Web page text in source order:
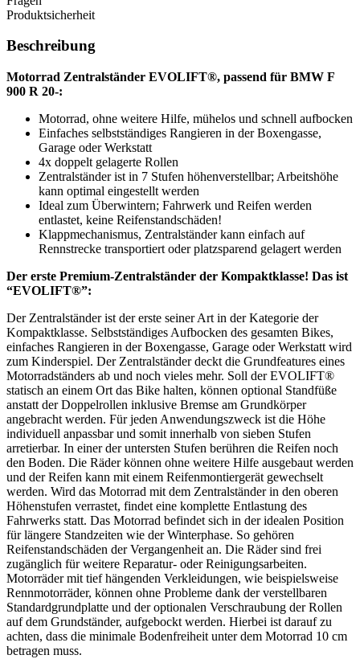
Produktsicherheit
Beschreibung
Motorrad Zentralständer EVOLIFT®, passend für BMW F
900 R 20-:
Motorrad, ohne weitere Hilfe, mühelos und schnell aufbocken
Einfaches selbstständiges Rangieren in der Boxengasse,
Garage oder Werkstatt
4x doppelt gelagerte Rollen
Zentralständer ist in 7 Stufen höhenverstellbar; Arbeitshöhe
kann optimal eingestellt werden
Ideal zum Überwintern; Fahrwerk und Reifen werden
entlastet, keine Reifenstandschäden!
Klappmechanismus, Zentralständer kann einfach auf
Rennstrecke transportiert oder platzsparend gelagert werden
Der erste Premium-Zentralständer der Kompaktklasse! Das ist
“EVOLIFT®”:
Der Zentralständer ist der erste seiner Art in der Kategorie der
Kompaktklasse. Selbstständiges Aufbocken des gesamten Bikes,
einfaches Rangieren in der Boxengasse, Garage oder Werkstatt wird
zum Kinderspiel. Der Zentralständer deckt die Grundfeatures eines
Motorradständers ab und noch vieles mehr. Soll der EVOLIFT®
statisch an einem Ort das Bike halten, können optional Standfüße
anstatt der Doppelrollen inklusive Bremse am Grundkörper
angebracht werden. Für jeden Anwendungszweck ist die Höhe
individuell anpassbar und somit innerhalb von sieben Stufen
arretierbar. In einer der untersten Stufen berühren die Reifen noch
den Boden. Die Räder können ohne weitere Hilfe ausgebaut werden
und der Reifen kann mit einem Reifenmontiergerät gewechselt
werden. Wird das Motorrad mit dem Zentralständer in den oberen
Höhenstufen verrastet, findet eine komplette Entlastung des
Fahrwerks statt. Das Motorrad befindet sich in der idealen Position
für längere Standzeiten wie der Winterphase. So gehören
Reifenstandschäden der Vergangenheit an. Die Räder sind frei
zugänglich für weitere Reparatur- oder Reinigungsarbeiten.
Motorräder mit tief hängenden Verkleidungen, wie beispielsweise
Rennmotorräder, können ohne Probleme dank der verstellbaren
Standardgrundplatte und der optionalen Verschraubung der Rollen
auf dem Grundständer, aufgebockt werden. Hierbei ist darauf zu
achten, dass die minimale Bodenfreiheit unter dem Motorrad 10 cm
betragen muss.